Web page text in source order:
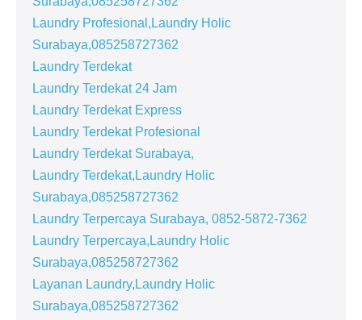
Laundry Profesional,Laundry Holic
Surabaya,085258727362
Laundry Terdekat
Laundry Terdekat 24 Jam
Laundry Terdekat Express
Laundry Terdekat Profesional
Laundry Terdekat Surabaya,
Laundry Terdekat,Laundry Holic
Surabaya,085258727362
Laundry Terpercaya Surabaya, 0852-5872-7362
Laundry Terpercaya,Laundry Holic
Surabaya,085258727362
Layanan Laundry,Laundry Holic
Surabaya,085258727362